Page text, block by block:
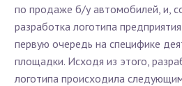
по продаже б/у автомобилей, и,
разработка логотипа
первую очередь на специфике
площадки. Исходя из этого,
логотипа происходила